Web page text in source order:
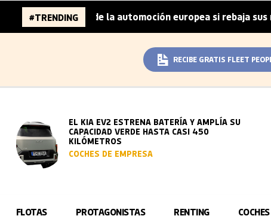
#TRENDING
de la automoción europea si rebaja sus metas de
RECIBE GRATIS FLEET
EL KIA EV2 ESTRENA BATERÍA Y AMPLÍA SU
CAPACIDAD VERDE HASTA CASI 450
KILÓMETROS
COCHES DE EMPRESA
FLOTAS PROTAGONISTAS RENTING COCHES